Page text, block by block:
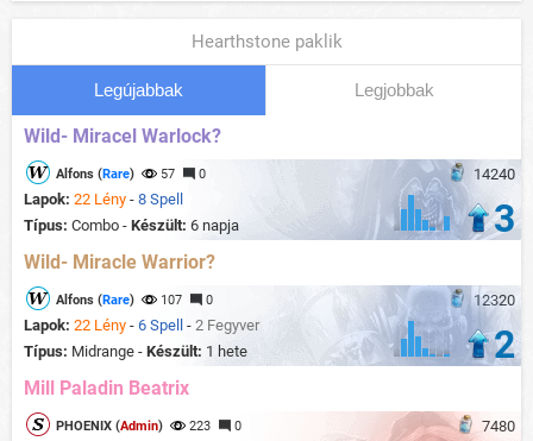
Hearthstone paklik
Legújabbak Legjobbak
Wild- Miracel Warlock?
14240
Alfons (Rare) 57 0
Lapok: 22 Lény - 8 Spell
Típus: Combo - Készült: 6 napja 3
Wild- Miracle Warrior?
12320
Alfons (Rare) 107 0
Lapok: 22 Lény - 6 Spell - 2 Fegyver
Típus: Midrange - Készült: 1 hete 2
Mill Paladin Beatrix
7480
PHOENIX (Admin) 223 0